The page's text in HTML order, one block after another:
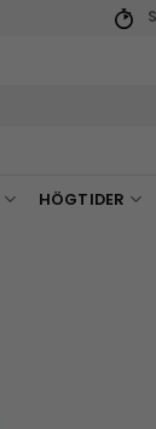
HÖGTIDER